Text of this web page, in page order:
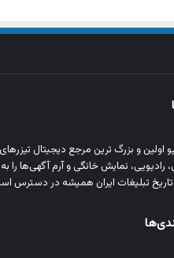
اولین و بزرگ‌ ترین مرجع دیجیتال
رادیویی، نمایش خانگی و آرم‌ آگهی‌ها
تبلیغات ایران همیشه در دسترس